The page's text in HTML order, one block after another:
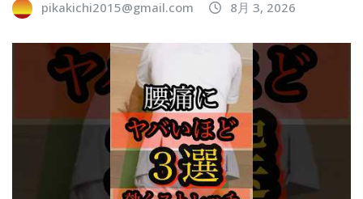
pikakichi2015@gmail.com 8月 3, 2026